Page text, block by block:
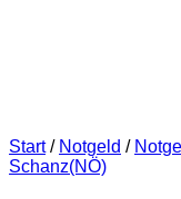
Start / Notgeld /
Schanz(NÖ)